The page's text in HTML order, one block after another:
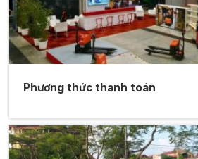
Phương thức thanh toán